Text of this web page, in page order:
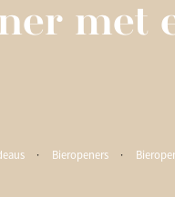
met
· Bieropeners ·